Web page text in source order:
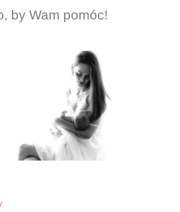
by Wam pomóc!